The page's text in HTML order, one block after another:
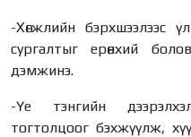
-Хөгжлийн бэрхшээлээс
сургалтыг ерөнхий
дэмжинэ.
-Үе тэнгийн
тогтолцоог бэхжүүлж,